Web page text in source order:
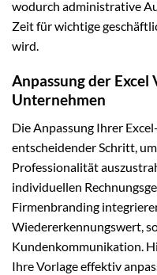
wodurch administrative
Zeit für wichtige
wird.
Anpassung der Excel
Unternehmen
Die Anpassung Ihrer
entscheidender Schritt,
Professionalität
individuellen
Firmenbranding
Wiedererkennungswert,
Kundenkommunikation.
Ihre Vorlage effektiv